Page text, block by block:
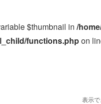
$thumbnail in /
functions.phpon